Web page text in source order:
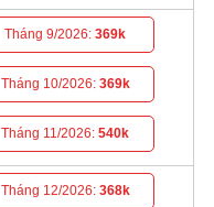
Tháng 9/2026:369k
Tháng 10/2026: 369k
Tháng 11/2026:540k
Tháng 12/2026: 368k